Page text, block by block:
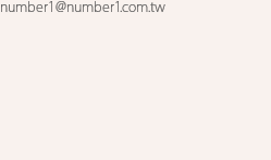
number1@number1.com.tw